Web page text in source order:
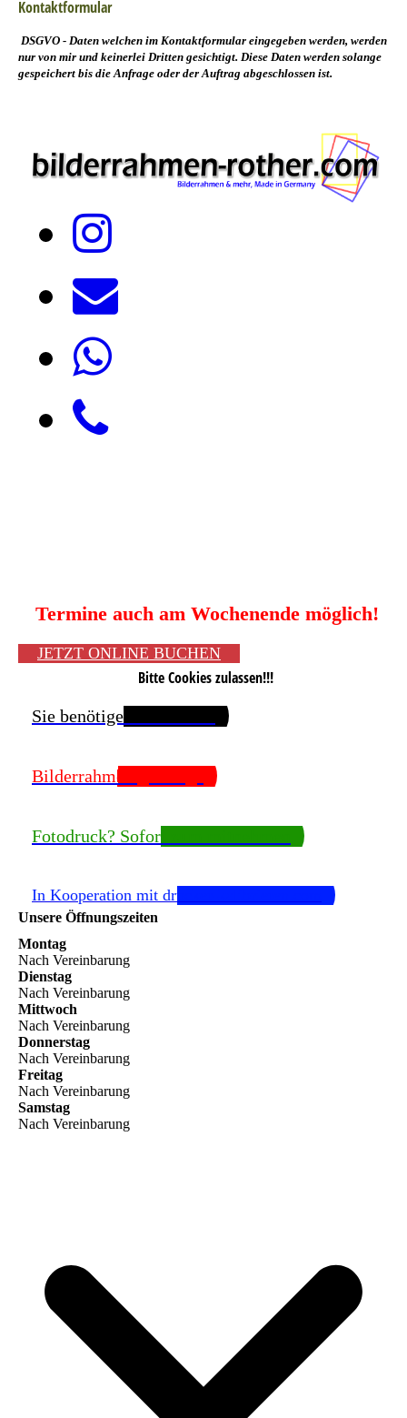
Kontaktformular
DSGVO - Daten welchen im Kontaktformular eingegeben werden, werden
nur von mir und keinerlei Dritten gesichtigt. Diese Daten werden solange
gespeichert bis die Anfrage oder der Auftrag abgeschlossen ist.
Termine auch am Wochenende möglich!
JETZT ONLINE BUCHEN
Bitte Cookies zulassen!!!
Sie benötigen Passfotos?
Bilderrahmen gefällig?
Fotodruck? Sofort zum mitnehmen
In Kooperation mit drucker-kalibrieren.com
Unsere Öffnungszeiten
Montag
Nach Vereinbarung
Dienstag
Nach Vereinbarung
Mittwoch
Nach Vereinbarung
Donnerstag
Nach Vereinbarung
Freitag
Nach Vereinbarung
Samstag
Nach Vereinbarung